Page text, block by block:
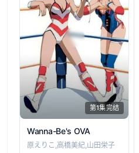
第1集完结
Wanna-Be's OVA
原えりこ,高橋美紀,山田栄子